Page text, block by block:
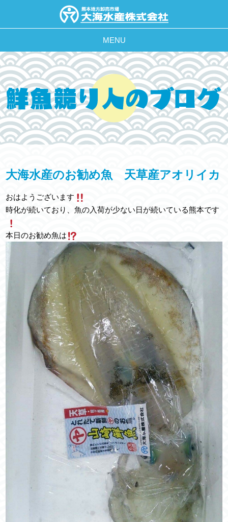
MENU
大海水産のお勧め魚 天草産アオリイカ
おはようございます
時化が続いており、魚の入荷が少ない日が続いている熊本です
本日のお勧め魚は